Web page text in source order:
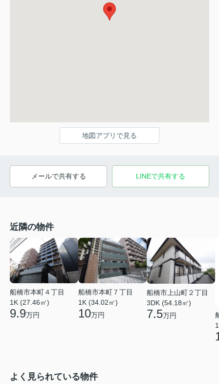
地図アプリで見る
メールで共有する LINEで共有する
近隣の物件
船橋市本町４丁目
1K (27.46㎡)
9.9万円
船橋市本町７丁目
1K (34.02㎡)
10万円
船橋市上山町２丁目
3DK (54.18㎡)
7.5万円
よく見られている物件